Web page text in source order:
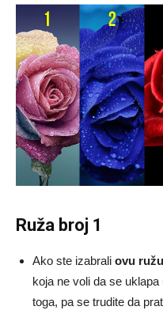
Ruža broj 1
Ako ste izabrali ovu ružu
koja ne voli da se
toga, pa se trudite da